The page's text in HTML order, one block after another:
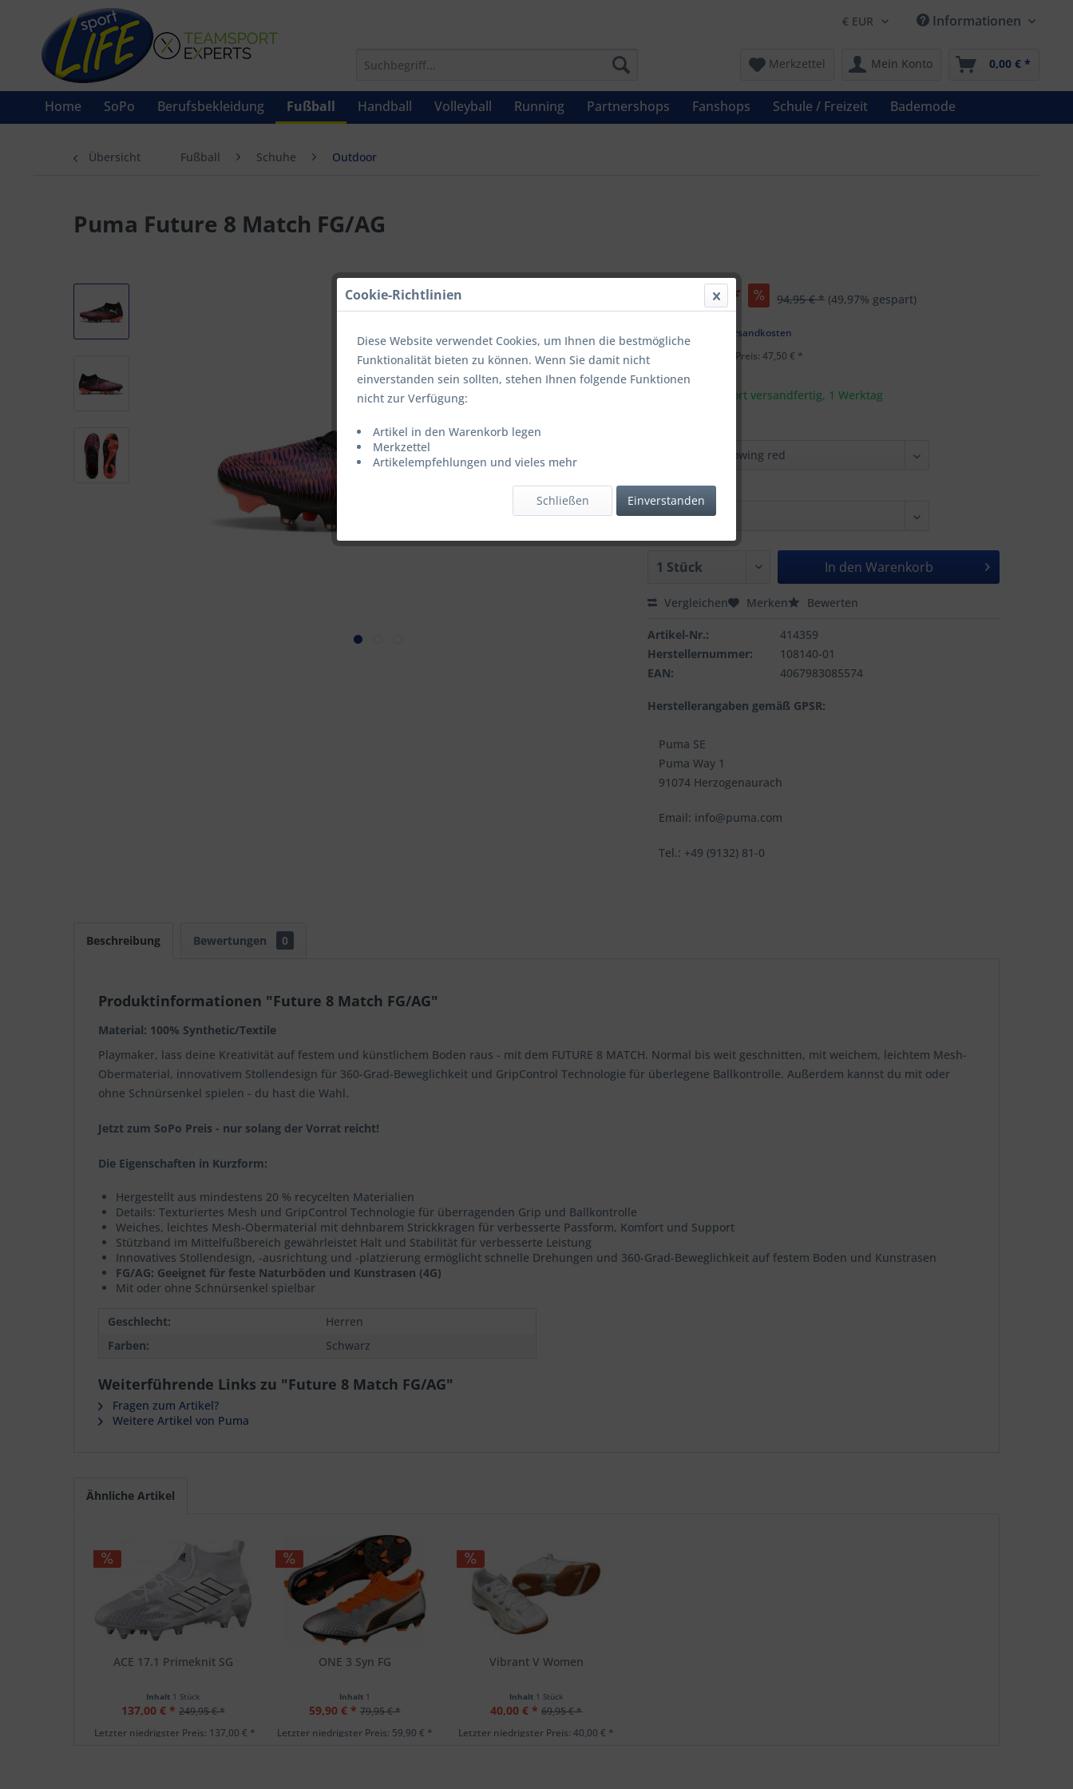
Informationen
Merkzettel Mein Konto 0,00 € *
Home SoPo Berufsbekleidung Fußball Handball Volleyball Running Partnershops Fanshops Schule / Freizeit Bademode
Übersicht Fußball Schuhe Outdoor
Puma Future 8 Match FG/AG
47,50 € * 94,95 € * (49,97% gespart)
zzgl. Versandkosten
Letzter niedrigster Preis: 47,50 € *
Artikel ist sofort versandfertig, 1 Werktag
GROESSE:
In den Warenkorb
Vergleichen Merken Bewerten
Artikel-Nr.:
414359
Herstellernummer:
108140-01
EAN:
4067983085574
Herstellerangaben gemäß GPSR:
Puma SE
Puma Way 1
91074 Herzogenaurach
Email: info@puma.com
Tel.: +49 (9132) 81-0
Beschreibung Bewertungen 0
Produktinformationen "Future 8 Match FG/AG"
Material: 100% Synthetic/Textile
Playmaker, lass deine Kreativität auf festem und künstlichem Boden raus - mit dem FUTURE 8 MATCH. Normal bis weit geschnitten, mit weichem, leichtem Mesh-
Obermaterial, innovativem Stollendesign für 360-Grad-Beweglichkeit und GripControl Technologie für überlegene Ballkontrolle. Außerdem kannst du mit oder
ohne Schnürsenkel spielen - du hast die Wahl.
Jetzt zum SoPo Preis - nur solang der Vorrat reicht!
Die Eigenschaften in Kurzform:
Hergestellt aus mindestens 20 % recycelten Materialien
Details: Texturiertes Mesh und GripControl Technologie für überragenden Grip und Ballkontrolle
Weiches, leichtes Mesh-Obermaterial mit dehnbarem Strickkragen für verbesserte Passform, Komfort und Support
Stützband im Mittelfußbereich gewährleistet Halt und Stabilität für verbesserte Leistung
Innovatives Stollendesign, -ausrichtung und -platzierung ermöglicht schnelle Drehungen und 360-Grad-Beweglichkeit auf festem Boden und Kunstrasen
FG/AG: Geeignet für feste Naturböden und Kunstrasen (4G)
Mit oder ohne Schnürsenkel spielbar
Geschlecht:
Herren
Farben:
Schwarz
Weiterführende Links zu "Future 8 Match FG/AG"
Fragen zum Artikel?
Weitere Artikel von Puma
Ähnliche Artikel
ACE 17.1 Primeknit SG
Inhalt 1 Stück
137,00 € * 249,95 € *
Letzter niedrigster Preis: 137,00 € *
ONE 3 Syn FG
Inhalt 1
59,90 € * 79,95 € *
Letzter niedrigster Preis: 59,90 € *
Vibrant V Women
Inhalt 1 Stück
40,00 € * 69,95 € *
Letzter niedrigster Preis: 40,00 € *
Cookie-Richtlinien
Diese Website verwendet Cookies, um Ihnen die bestmögliche
Funktionalität bieten zu können. Wenn Sie damit nicht
einverstanden sein sollten, stehen Ihnen folgende Funktionen
nicht zur Verfügung:
Artikel in den Warenkorb legen
Merkzettel
Artikelempfehlungen und vieles mehr
Einverstanden
Schließen